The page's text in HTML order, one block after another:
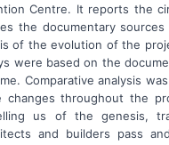
Centre. It reports the
the documentary
of the evolution of the
were based on the
Comparative analysis
throughout the
us of the genesis,
and builders pass